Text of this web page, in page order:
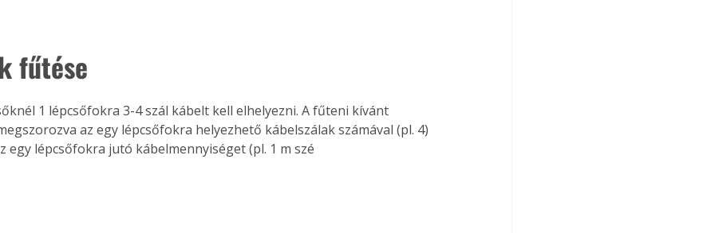
fűtése
1 lépcsőfokra 3-4 szál kábelt kell elhelyezni. A fűteni kívánt
az egy lépcsőfokra helyezhető kábelszálak számával (pl. 4)
egy lépcsőfokra jutó kábelmennyiséget (pl. 1 m szé